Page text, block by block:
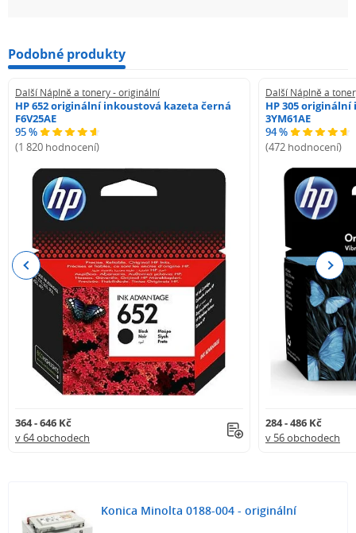
Podobné produkty
Další Náplně a tonery - originální
HP 652 originální inkoustová kazeta černá
F6V25AE
95 %
(1 820 hodnocení)
364 - 646 Kč
v 64 obchodech
Další Náplně a
HP 305
3YM61AE
94 %
(472 hodnocení)
284 - 486 Kč
v 56 obchodech
Previous Next
Konica Minolta 0188-004 - originální